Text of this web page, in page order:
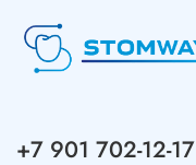
+7 901 702-12-17